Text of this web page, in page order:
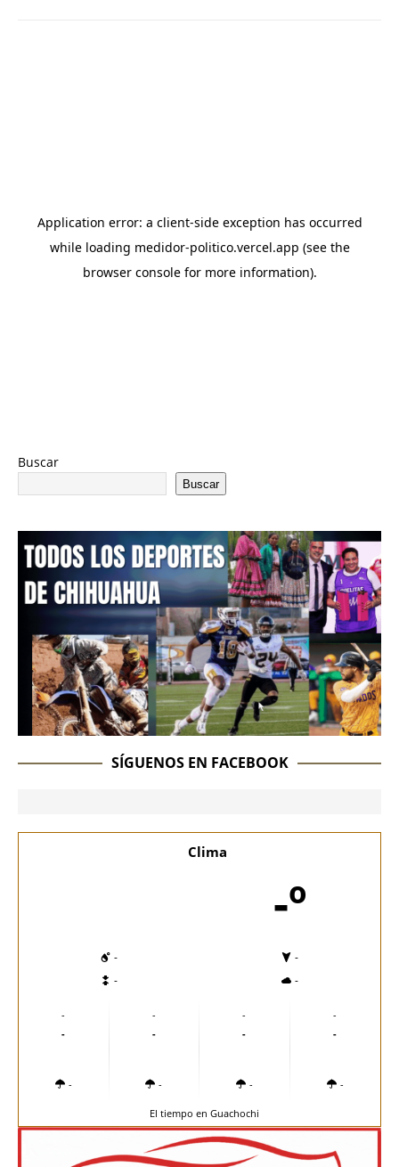
Buscar
Buscar
SÍGUENOS EN FACEBOOK
Clima
-º
-
-
-
-
-
-
-
-
-
-
-
-
-
-
-
-
El tiempo en Guachochi